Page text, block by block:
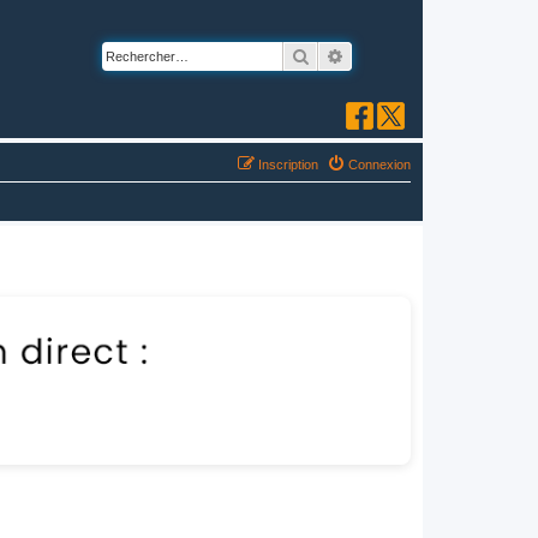
Rechercher
Connexion
Inscription